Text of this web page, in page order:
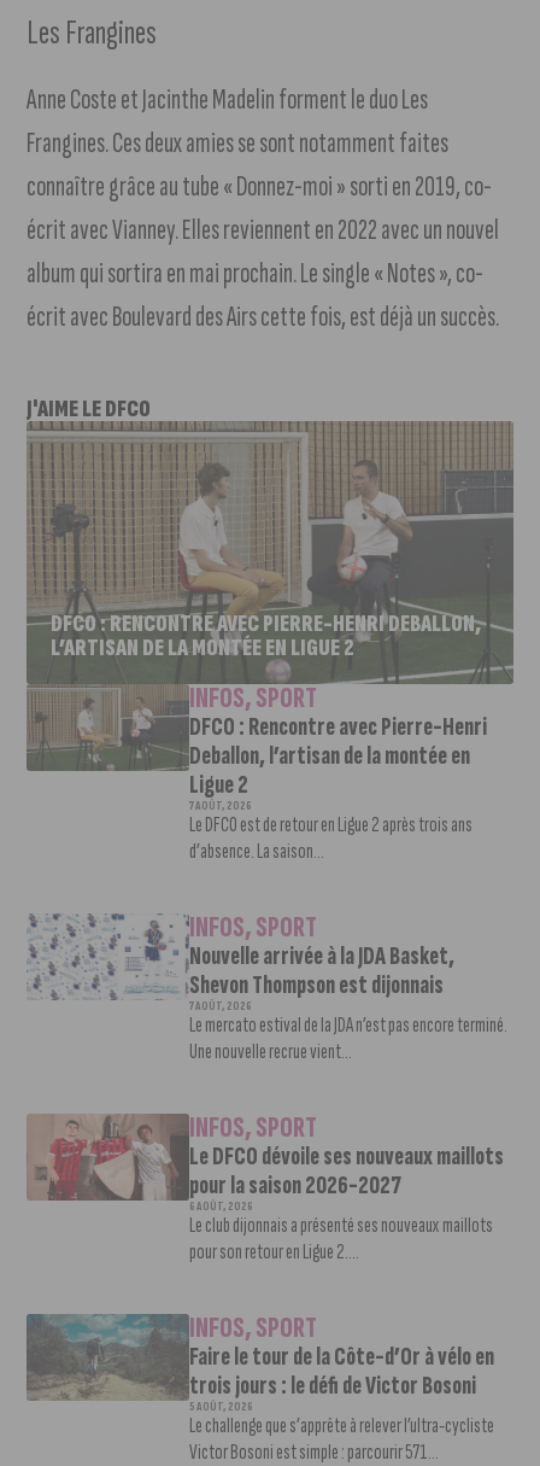
Les Frangines
Anne Coste et Jacinthe Madelin forment le duo Les
Frangines. Ces deux amies se sont notamment faites
connaître grâce au tube « Donnez-moi » sorti en 2019, co-
écrit avec Vianney. Elles reviennent en 2022 avec un nouvel
album qui sortira en mai prochain. Le single « Notes », co-
écrit avec Boulevard des Airs cette fois, est déjà un succès.
J'AIME LE DFCO
DFCO : RENCONTRE AVEC PIERRE-HENRI DEBALLON,
L’ARTISAN DE LA MONTÉE EN LIGUE 2
INFOS,SPORT
DFCO : Rencontre avec Pierre-Henri
Deballon, l’artisan de la montée en
Ligue 2
7 AOÛT, 2026
Le DFCO est de retour en Ligue 2 après trois ans
d’absence. La saison...
INFOS,SPORT
Nouvelle arrivée à la JDA Basket,
Shevon Thompson est dijonnais
7 AOÛT, 2026
Le mercato estival de la JDA n’est pas encore terminé.
Une nouvelle recrue vient...
INFOS,SPORT
Le DFCO dévoile ses nouveaux maillots
pour la saison 2026-2027
6 AOÛT, 2026
Le club dijonnais a présenté ses nouveaux maillots
pour son retour en Ligue 2....
INFOS,SPORT
Faire le tour de la Côte-d’Or à vélo en
trois jours : le défi de Victor Bosoni
5 AOÛT, 2026
Le challenge que s’apprête à relever l’ultra-cycliste
Victor Bosoni est simple : parcourir 571...